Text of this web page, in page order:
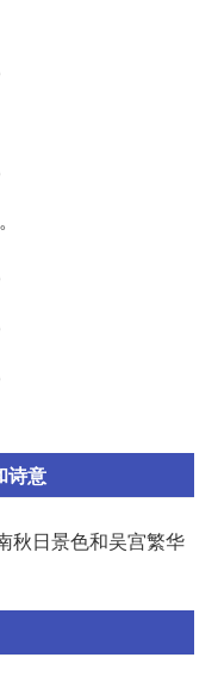
诗意
秋日景色和吴宫繁华